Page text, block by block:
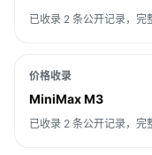
已收录 2 条公开记录，完
价格收录
MiniMax M3
已收录 2 条公开记录，完